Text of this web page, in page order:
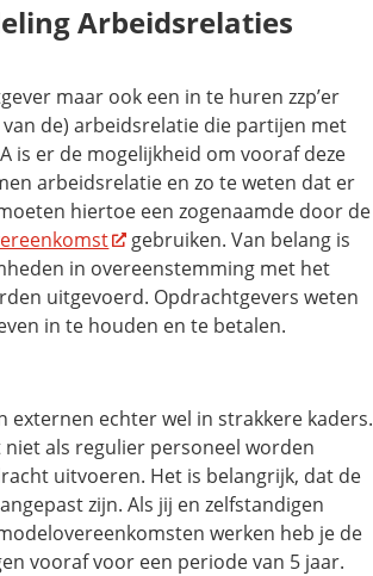
Arbeidsrelaties
maar ook een in te huren zzp’er
de) arbeidsrelatie die partijen met
is er de mogelijkheid om vooraf deze
arbeidsrelatie en zo te weten dat er
hiertoe een zogenaamde door de
gebruiken. Van belang is
in overeenstemming met het
uitgevoerd. Opdrachtgevers weten
in te houden en te betalen.
externen echter wel in strakkere kaders.
als regulier personeel worden
uitvoeren. Het is belangrijk, dat de
zijn. Als jij en zelfstandigen
werken heb je de
vooraf voor een periode van 5 jaar.